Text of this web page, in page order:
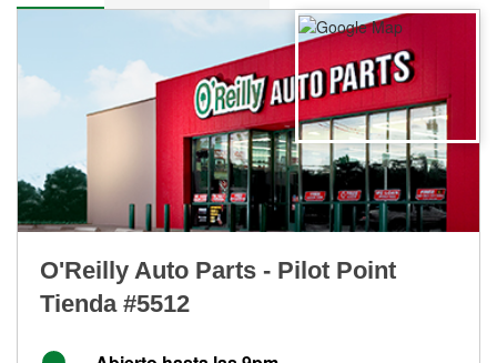
O'Reilly Auto Parts - Pilot Point
Tienda #5512